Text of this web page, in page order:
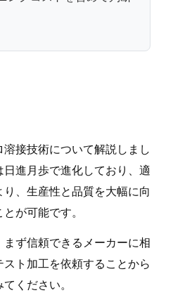
接技術について解説しまし
進月歩で進化しており、適
、生産性と品質を大幅に向
が可能です。
ず信頼できるメーカーに相
ト加工を依頼することから
ください。